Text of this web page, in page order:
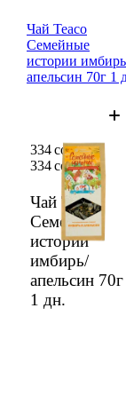
Чай Teaco
Семейные
истории
апельсин 70г 1
Чай Teaco
Семейные
истории
имбирь/
апельсин 70г
1 дн.
334 сом
334 сом